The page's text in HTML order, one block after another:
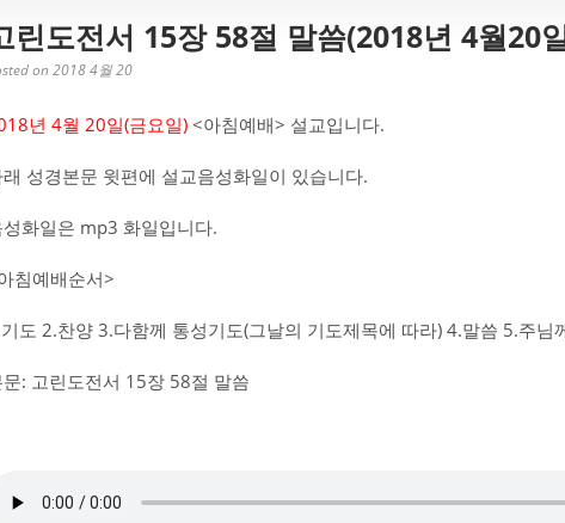
린도전서 15장 58절 말씀(2018년 4월20
on 2018 4월 20
년 4월 20일(금요일) <아침예배> 설교입니다.
래 성경본문 윗편에 설교음성화일이 있습니다.
성화일은 mp3 화일입니다.
침예배순서>
도 2.찬양 3.다함께 통성기도(그날의 기도제목에 따라) 4.말씀 5.주
문: 고린도전서 15장 58절 말씀